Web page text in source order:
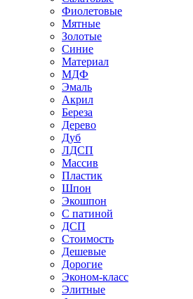
Фиолетовые
Мятные
Золотые
Синие
Материал
МДФ
Эмаль
Акрил
Береза
Дерево
Дуб
ЛДСП
Массив
Пластик
Шпон
Экошпон
С патиной
ДСП
Стоимость
Дешевые
Дорогие
Эконом-класс
Элитные